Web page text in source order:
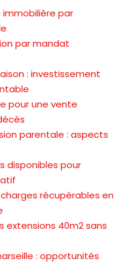
immobilière par
par mandat
: investissement
pour une vente
parentale : aspects
disponibles pour
récupérables en
extensions 40m2 sans
: opportunités